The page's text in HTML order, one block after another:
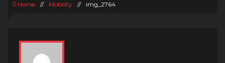
Home // Mobility // img_2764